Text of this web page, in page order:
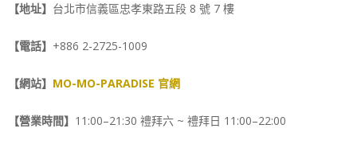
【地址】 台北市信義區忠孝東路五段 8 號 7 樓
【電話】 +886 2-2725-1009
【網站】 MO-MO-PARADISE 官網
【營業時間】 11:00–21:30 禮拜六 ~ 禮拜日 11:00–22:00